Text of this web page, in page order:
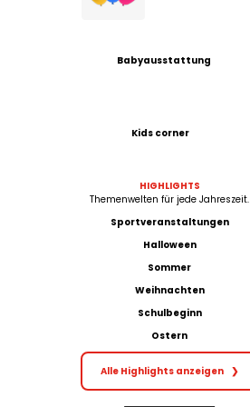
Babyausstattung
Kids corner
HIGHLIGHTS
Themenwelten für jede Jahreszeit.
Sportveranstaltungen
Halloween
Sommer
Weihnachten
Schulbeginn
Ostern
Alle Highlights anzeigen ❯